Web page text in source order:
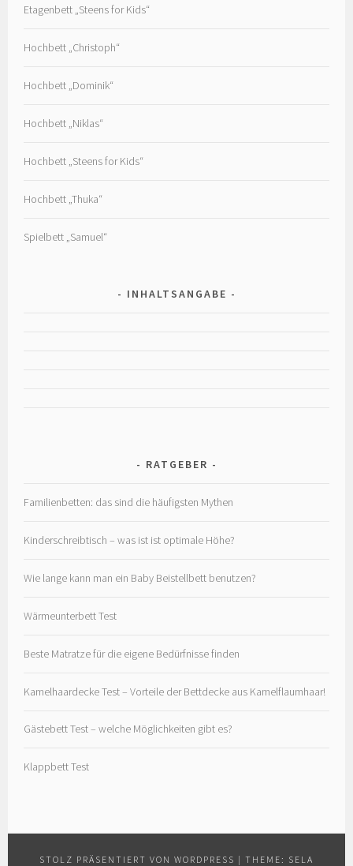
Etagenbett „Steens for Kids“
Hochbett „Christoph“
Hochbett „Dominik“
Hochbett „Niklas“
Hochbett „Steens for Kids“
Hochbett „Thuka“
Spielbett „Samuel“
INHALTSANGABE
RATGEBER
Familienbetten: das sind die häufigsten Mythen
Kinderschreibtisch – was ist ist optimale Höhe?
Wie lange kann man ein Baby Beistellbett benutzen?
Wärmeunterbett Test
Beste Matratze für die eigene Bedürfnisse finden
Kamelhaardecke Test – Vorteile der Bettdecke aus Kamelflaumhaar!
Gästebett Test – welche Möglichkeiten gibt es?
Klappbett Test
STOLZ PRÄSENTIERT VON WORDPRESS | THEME: SELA